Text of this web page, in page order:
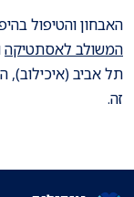
האבחון והטיפול
המשולב לאסתטיקה
תל אביב (איכילוב),
זה.